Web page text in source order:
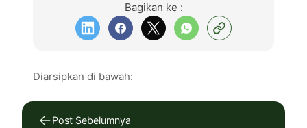
Bagikan ke :
Diarsipkan di bawah:
Post Sebelumnya